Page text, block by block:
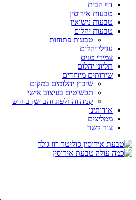
דף הבית
טבעות אירוסין
טבעות נישואין
טבעות יהלום
טבעות פתוחות
עגילי יהלום
צמידי טניס
תליוני יהלום
שירותים מיוחדים
שיבוץ יהלומים במקום
תכשיטים בעיצוב אישי
קניה והחלפת זהב ישן בחדש
אודותינו
ממליצים
צור קשר